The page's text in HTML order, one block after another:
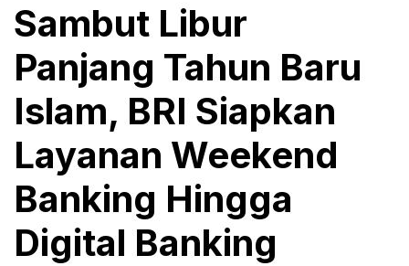
Sambut Libur
Panjang Tahun Baru
Islam, BRI Siapkan
Layanan Weekend
Banking Hingga
Digital Banking